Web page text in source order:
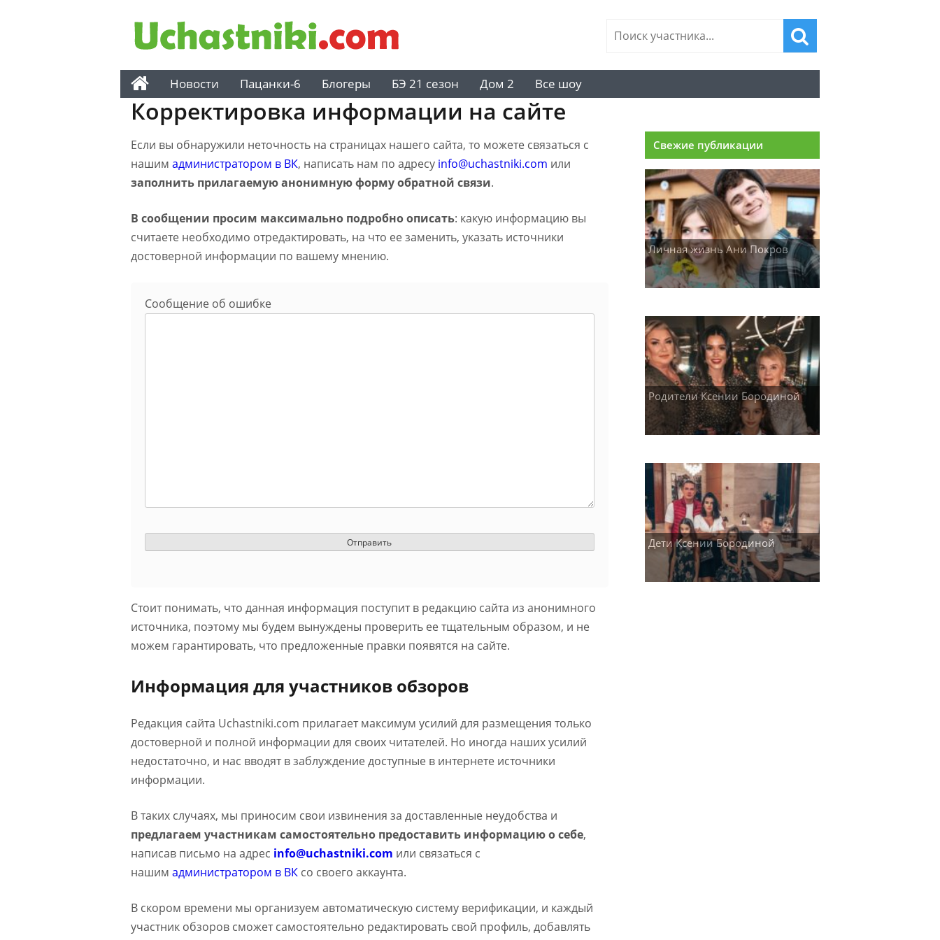
Новости Пацанки-6 Блогеры БЭ 21 сезон Дом 2 Все шоу
Корректировка информации на сайте
Если вы обнаружили неточность на страницах нашего сайта, то можете связаться с
нашим администратором в ВК, написать нам по адресу info@uchastniki.com или
заполнить прилагаемую анонимную форму обратной связи.
В сообщении просим максимально подробно описать: какую информацию вы
считаете необходимо отредактировать, на что ее заменить, указать источники
достоверной информации по вашему мнению.
Сообщение об ошибке
Стоит понимать, что данная информация поступит в редакцию сайта из анонимного
источника, поэтому мы будем вынуждены проверить ее тщательным образом, и не
можем гарантировать, что предложенные правки появятся на сайте.
Информация для участников обзоров
Редакция сайта Uchastniki.com прилагает максимум усилий для размещения только
достоверной и полной информации для своих читателей. Но иногда наших усилий
недостаточно, и нас вводят в заблуждение доступные в интернете источники
информации.
В таких случаях, мы приносим свои извинения за доставленные неудобства и
предлагаем участникам самостоятельно предоставить информацию о себе,
написав письмо на адрес info@uchastniki.com или связаться с
нашим администратором в ВК со своего аккаунта.
В скором времени мы организуем автоматическую систему верификации, и каждый
участник обзоров сможет самостоятельно редактировать свой профиль, добавлять
Свежие публикации
Личная жизнь Ани Покров
Родители Ксении Бородиной
Дети Ксении Бородиной